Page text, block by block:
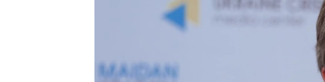
УКРАИНСКАЯ ПРОБЛЕМА КРЫМА